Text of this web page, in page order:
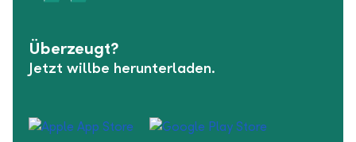
Überzeugt?
Jetzt willbe herunterladen.